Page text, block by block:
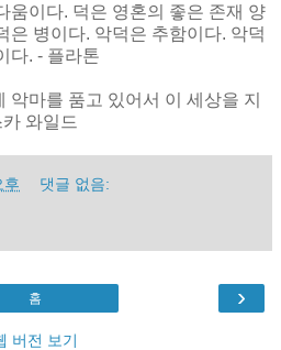
움이다. 덕은 영혼의 좋은 존재 양
은 병이다. 악덕은 추함이다. 악덕
다. - 플라톤
악마를 품고 있어서 이 세상을 지
와일드
후 댓글 없음:
›
홈
버전 보기